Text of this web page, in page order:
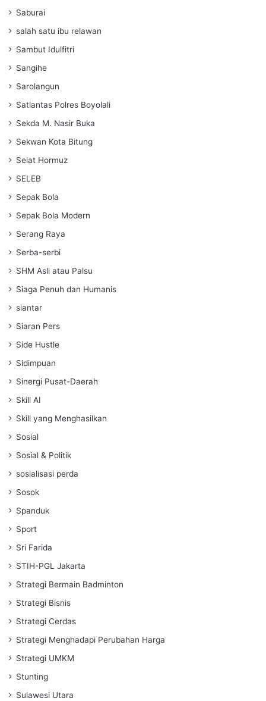
Saburai
salah satu ibu relawan
Sambut Idulfitri
Sangihe
Sarolangun
Satlantas Polres Boyolali
Sekda M. Nasir Buka
Sekwan Kota Bitung
Selat Hormuz
SELEB
Sepak Bola
Sepak Bola Modern
Serang Raya
Serba-serbi
SHM Asli atau Palsu
Siaga Penuh dan Humanis
siantar
Siaran Pers
Side Hustle
Sidimpuan
Sinergi Pusat-Daerah
Skill AI
Skill yang Menghasilkan
Sosial
Sosial & Politik
sosialisasi perda
Sosok
Spanduk
Sport
Sri Farida
STIH-PGL Jakarta
Strategi Bermain Badminton
Strategi Bisnis
Strategi Cerdas
Strategi Menghadapi Perubahan Harga
Strategi UMKM
Stunting
Sulawesi Utara